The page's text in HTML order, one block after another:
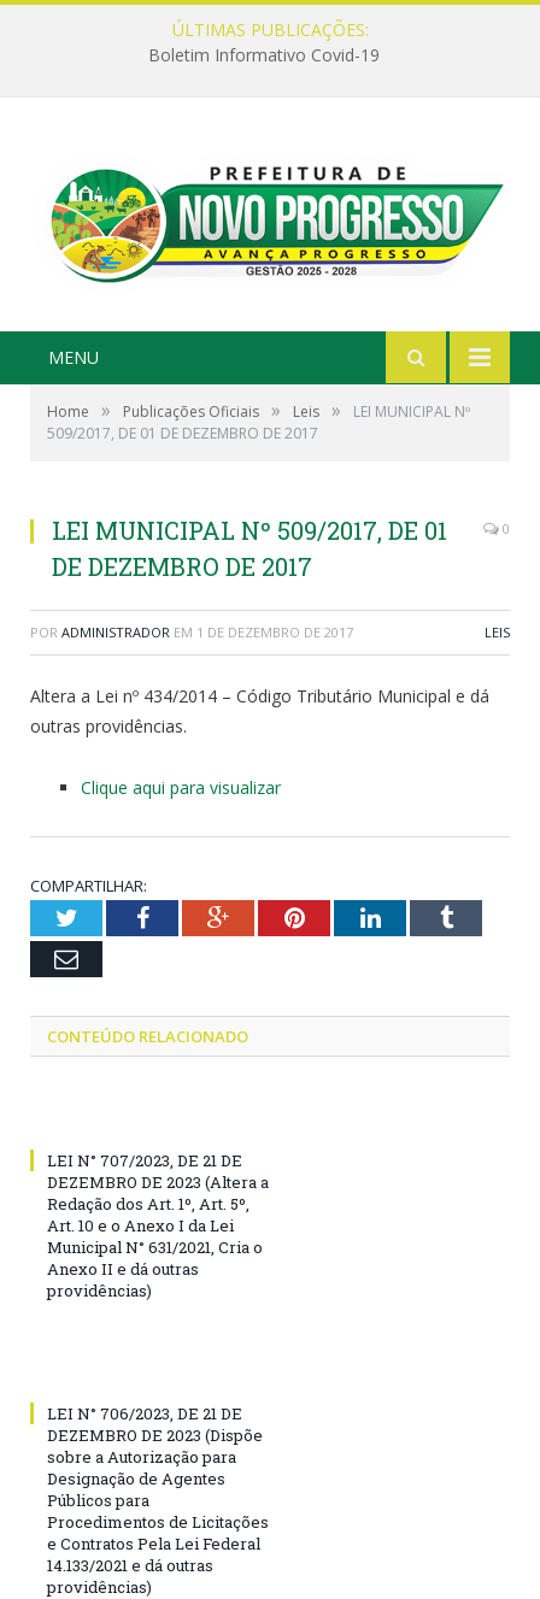
ÚLTIMAS PUBLICAÇÕES:
Boletim Informativo Covid-19
MENU
Home » Publicações Oficiais » Leis »
LEI MUNICIPAL Nº
509/2017, DE 01 DE DEZEMBRO DE 2017
LEI MUNICIPAL Nº 509/2017, DE 01
DE DEZEMBRO DE 2017
0
POR ADMINISTRADOR EM 1 DE DEZEMBRO DE 2017 LEIS
Altera a Lei nº 434/2014 – Código Tributário Municipal e dá
outras providências.
Clique aqui para visualizar
COMPARTILHAR:
TwitterFacebookGoogle+PinterestLinkedInTumblr
Email
CONTEÚDO RELACIONADO
LEI N° 707/2023, DE 21 DE
DEZEMBRO DE 2023 (Altera a
Redação dos Art. 1º, Art. 5º,
Art. 10 e o Anexo I da Lei
Municipal N° 631/2021, Cria o
Anexo II e dá outras
providências)
LEI N° 706/2023, DE 21 DE
DEZEMBRO DE 2023 (Dispõe
sobre a Autorização para
Designação de Agentes
Públicos para
Procedimentos de Licitações
e Contratos Pela Lei Federal
14.133/2021 e dá outras
providências)